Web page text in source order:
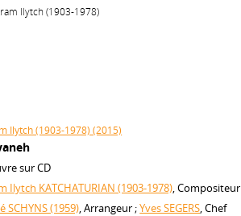
Ilytch (1903-1978)
Ilytch (1903-1978) (2015)
sur CD
Ilytch KATCHATURIAN (1903-1978), Compositeur
SCHYNS (1959), Arrangeur ;Yves SEGERS, Chef